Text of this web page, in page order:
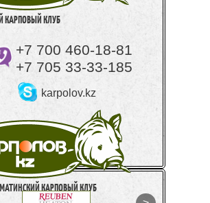
КАРПОВЫЙ КЛУБ
+7 700 460-18-81
+7 705 33-33-185
karpolov.kz
КАРПОВЫЙ КЛУБ